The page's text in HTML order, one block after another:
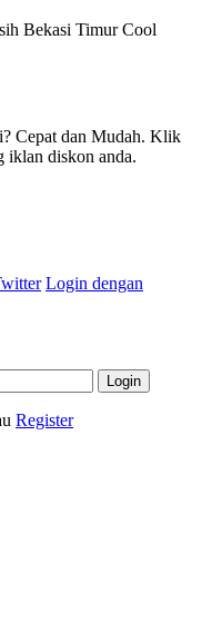
Bekasi Timur Cool
Cepat dan Mudah. Klik
iklan diskon anda.
Login dengan
Register